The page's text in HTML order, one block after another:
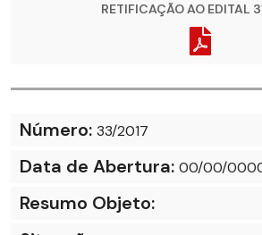
RETIFICAÇÃO AO EDITAL
Número: 33/2017
Data de Abertura: 00/00/
Resumo Objeto: